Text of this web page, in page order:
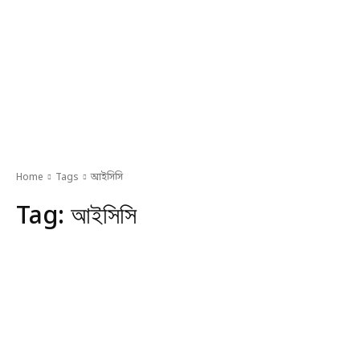
Home Tags আইসিসি
Tag: আইসিসি